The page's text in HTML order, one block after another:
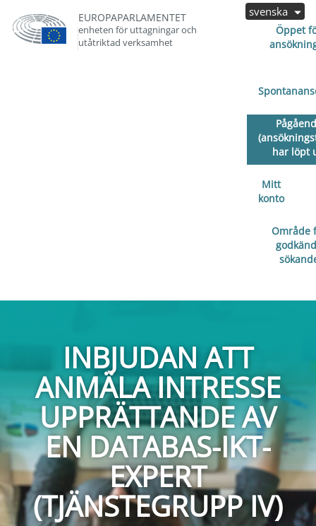
EUROPAPARLAMENTET
enheten för uttagningar och
utåtriktad verksamhet
Öppet
har löpt
Mitt
konto
Område
svenska
INBJUDAN ATT
ANMÄLA INTRESSE
UPPRÄTTANDE AV
EN DATABAS-IKT-
EXPERT
(TJÄNSTEGRUPP IV)